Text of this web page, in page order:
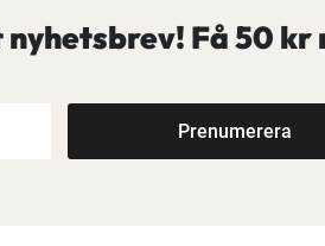
Få50 kr
Prenumerera